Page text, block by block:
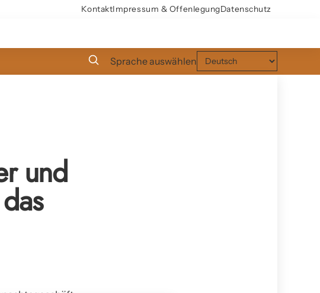
KontaktImpressum & OffenlegungDatenschutz
Sprache auswählen
und